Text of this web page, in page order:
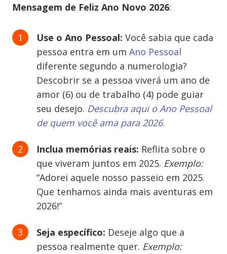
Mensagem de Feliz Ano Novo 2026:
Use o Ano Pessoal: Você sabia que cada
pessoa entra em um Ano Pessoal
diferente segundo a numerologia?
Descobrir se a pessoa viverá um ano de
amor (6) ou de trabalho (4) pode guiar
seu desejo. Descubra aqui o Ano Pessoal
de quem você ama para 2026.
Inclua memórias reais: Reflita sobre o
que viveram juntos em 2025. Exemplo:
“Adorei aquele nosso passeio em 2025.
Que tenhamos ainda mais aventuras em
2026!”
Seja específico: Deseje algo que a
pessoa realmente quer. Exemplo: